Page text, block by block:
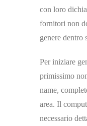
con loro
fornitori non
genere dentro
Per iniziare
primissimo
name,
area. Il
necessario